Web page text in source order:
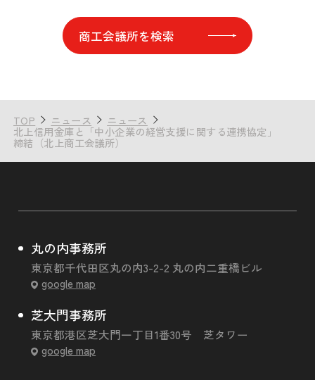
商工会議所を検索
TOP ニュース ニュース
北上信用金庫と「中小企業の経営支援に関する連携協定」
締結（北上商工会議所）
丸の内事務所
東京都千代田区丸の内3-2-2 丸の内二重橋ビル
google map
芝大門事務所
東京都港区芝大門一丁目1番30号 芝タワー
google map